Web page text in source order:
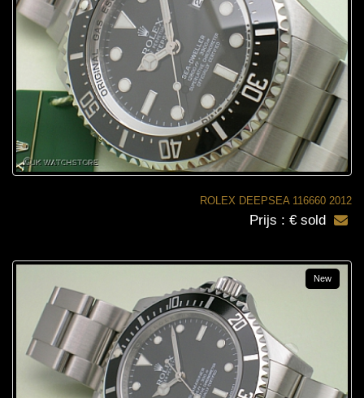
ROLEX DEEPSEA 116660 2012
Prijs : € sold
New